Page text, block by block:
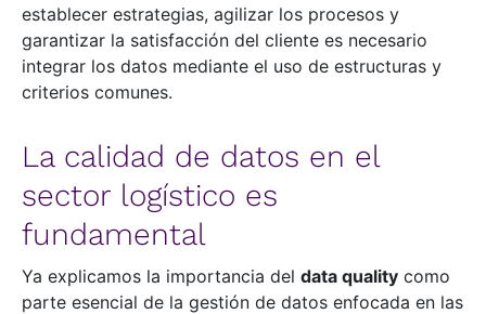
establecer estrategias, agilizar los procesos y
garantizar la satisfacción del cliente es necesario
integrar los datos mediante el uso de estructuras y
criterios comunes.
La calidad de datos en el
sector logístico es
fundamental
Ya explicamos la importancia del data quality como
parte esencial de la gestión de datos enfocada en las